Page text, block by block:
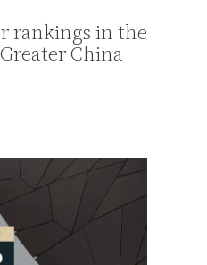
rankings in the
China